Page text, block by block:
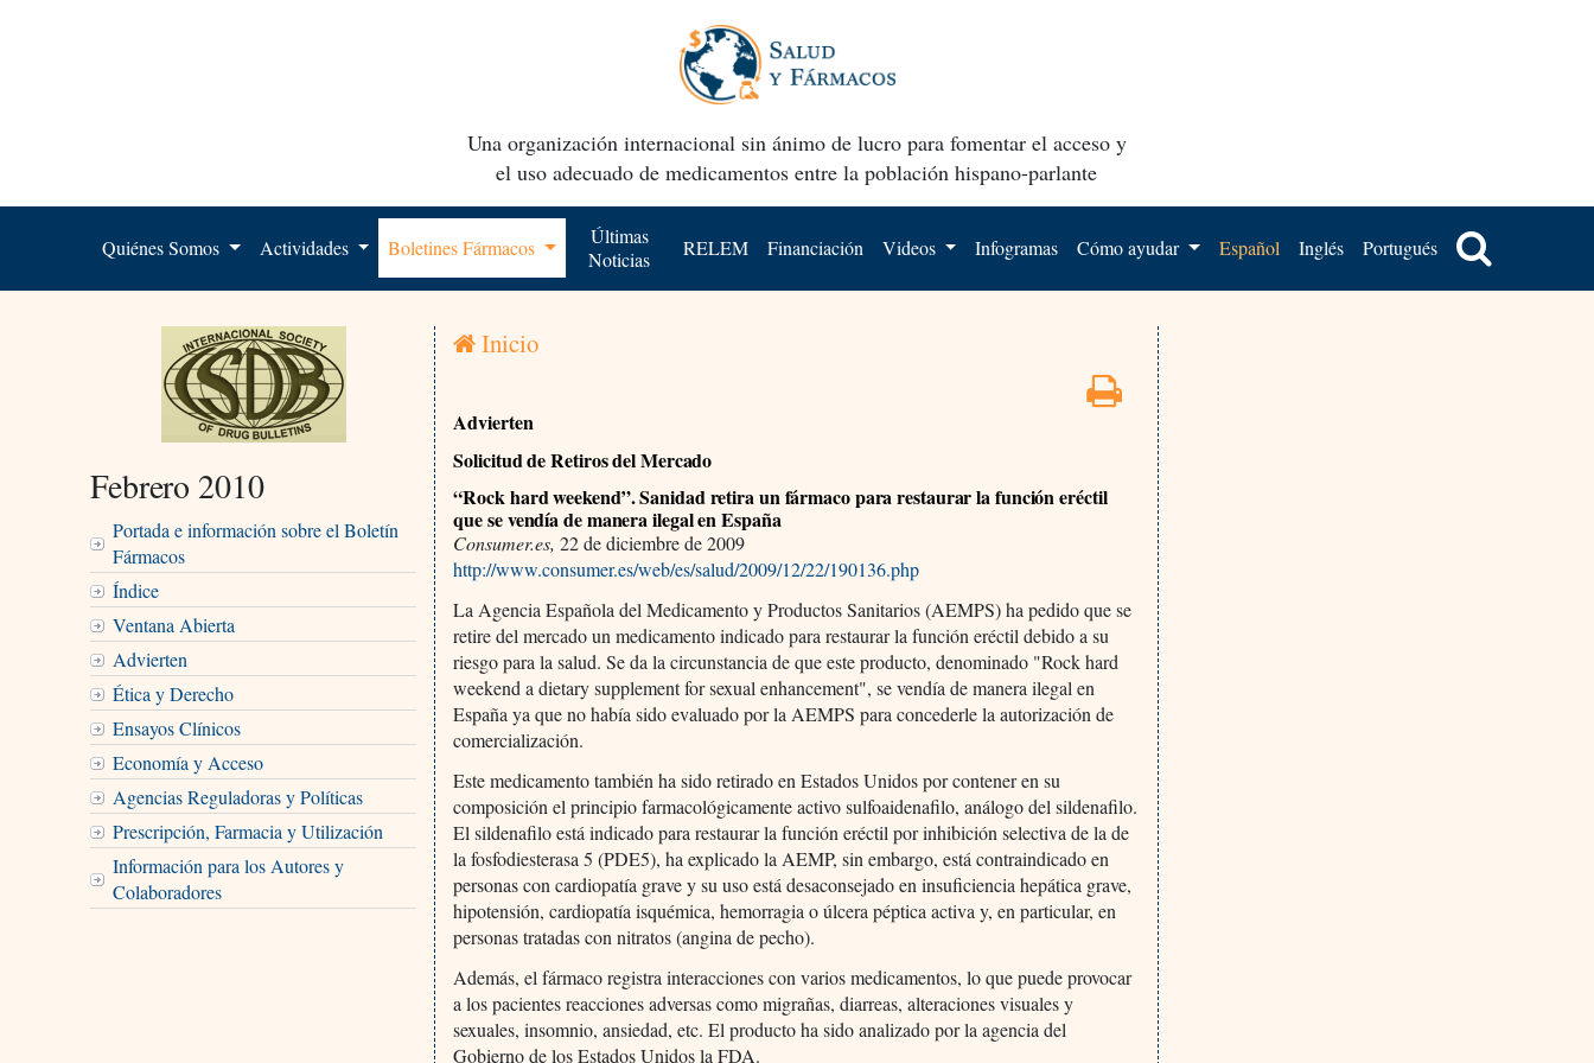
Una organización internacional sin ánimo de lucro para fomentar el acceso y
el uso adecuado de medicamentos entre la población hispano-parlante
Quiénes Somos Actividades Boletines Fármacos
Últimas
Noticias
RELEM Financiación Videos Infogramas Cómo ayudar Español Inglés Portugués
Febrero 2010
Portada e información sobre el Boletín
Fármacos
Índice
Ventana Abierta
Advierten
Ética y Derecho
Ensayos Clínicos
Economía y Acceso
Agencias Reguladoras y Políticas
Prescripción, Farmacia y Utilización
Información para los Autores y
Colaboradores
Inicio
Advierten
Solicitud de Retiros del Mercado
“Rock hard weekend”. Sanidad retira un fármaco para restaurar la función eréctil
que se vendía de manera ilegal en España
Consumer.es, 22 de diciembre de 2009
http://www.consumer.es/web/es/salud/2009/12/22/190136.php
La Agencia Española del Medicamento y Productos Sanitarios (AEMPS) ha pedido que se
retire del mercado un medicamento indicado para restaurar la función eréctil debido a su
riesgo para la salud. Se da la circunstancia de que este producto, denominado "Rock hard
weekend a dietary supplement for sexual enhancement", se vendía de manera ilegal en
España ya que no había sido evaluado por la AEMPS para concederle la autorización de
comercialización.
Este medicamento también ha sido retirado en Estados Unidos por contener en su
composición el principio farmacológicamente activo sulfoaidenafilo, análogo del sildenafilo.
El sildenafilo está indicado para restaurar la función eréctil por inhibición selectiva de la de
la fosfodiesterasa 5 (PDE5), ha explicado la AEMP, sin embargo, está contraindicado en
personas con cardiopatía grave y su uso está desaconsejado en insuficiencia hepática grave,
hipotensión, cardiopatía isquémica, hemorragia o úlcera péptica activa y, en particular, en
personas tratadas con nitratos (angina de pecho).
Además, el fármaco registra interacciones con varios medicamentos, lo que puede provocar
a los pacientes reacciones adversas como migrañas, diarreas, alteraciones visuales y
sexuales, insomnio, ansiedad, etc. El producto ha sido analizado por la agencia del
Gobierno de los Estados Unidos la FDA.